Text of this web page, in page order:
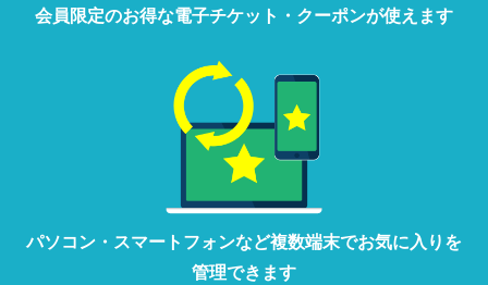
会員限定のお得な電子チケット・クーポンが使えます
パソコン・ スマートフォンなど複数端末でお気に入りを
管理できます